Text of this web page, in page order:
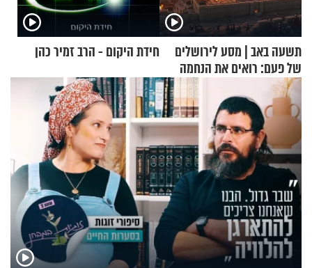
תשעה באב | מסע לירושלים
של פעם: רואים את הנחמה
חידת היקום - הרב זמיר כהן